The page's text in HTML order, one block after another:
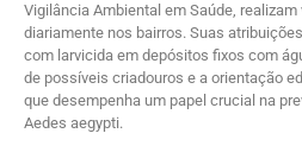
Vigilância Ambiental em Saúde,
diariamente nos bairros. Suas
com larvicida em depósitos fixos com
de possíveis criadouros e a orientação
que desempenha um papel crucial na
Aedes aegypti.